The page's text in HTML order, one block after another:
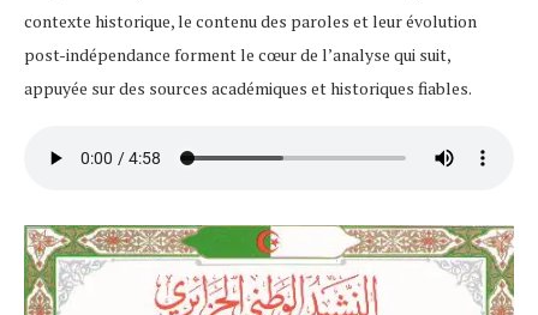
contexte historique, le contenu des paroles et leur évolution
post-indépendance forment le cœur de l’analyse qui suit,
appuyée sur des sources académiques et historiques fiables.